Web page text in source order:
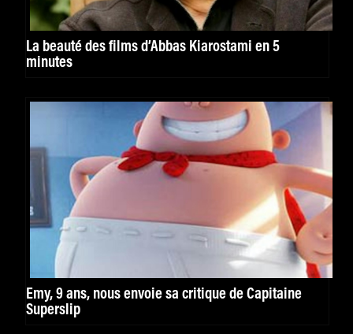
La beauté des films d’Abbas Kiarostami en 5
minutes
Emy, 9 ans, nous envoie sa critique de Capitaine
Superslip